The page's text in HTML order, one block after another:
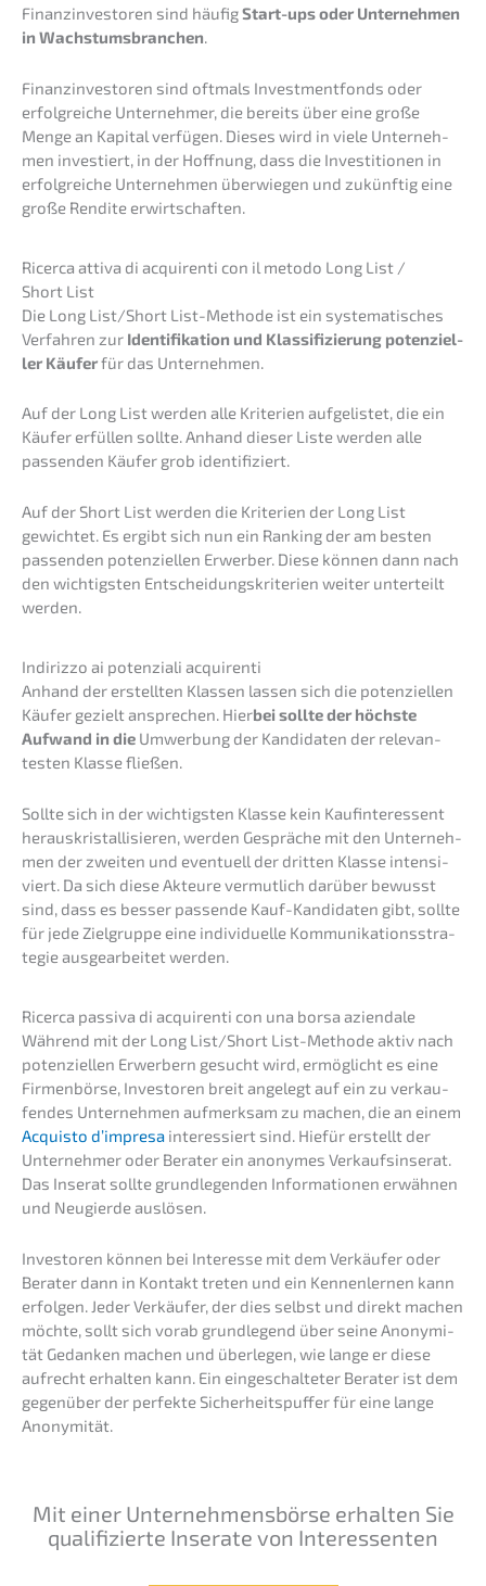
Finanz­in­ves­to­ren sind häufigStart-ups oder Unter­neh­men
in Wachs­tums­bran­chen.
Finanz­in­ves­to­ren sind oftmals Invest­ment­fonds oder
erfolg­rei­che Unter­neh­mer, die bereits über eine große
Menge an Kapital verfü­gen. Dieses wird in viele Unter­neh­
men inves­tiert, in der Hoffnung, dass die Inves­ti­tio­nen in
erfolg­rei­che Unter­neh­men überwie­gen und zukünf­tig eine
große Rendi­te erwirtschaften.
Ricer­ca attiva di acqui­ren­ti con il metodo Long List /
Short List
Die Long List/Short List-Metho­de ist ein syste­ma­ti­sches
Verfah­ren zur Identi­fi­ka­ti­on und Klassi­fi­zie­rung poten­zi­el­
ler Käuferfür das Unternehmen.
Auf der Long List werden alle Krite­ri­en aufge­lis­tet, die ein
Käufer erfül­len sollte. Anhand dieser Liste werden alle
passen­den Käufer grob identifiziert.
Auf der Short List werden die Krite­ri­en der Long List
gewich­tet. Es ergibt sich nun ein Ranking der am besten
passen­den poten­zi­el­len Erwer­ber. Diese können dann nach
den wichtigs­ten Entschei­dungs­kri­te­ri­en weiter unter­teilt
werden.
Indiriz­zo ai poten­zia­li acquirenti
Anhand der erstell­ten Klassen lassen sich die poten­zi­el­len
Käufer gezielt anspre­chen. Hierbei sollte der höchs­te
Aufwand in die Umwer­bung der Kandi­da­ten der relevan­
tes­ten Klasse fließen.
Sollte sich in der wichtigs­ten Klasse kein Kaufin­ter­es­sent
heraus­kris­tal­li­sie­ren, werden Gesprä­che mit den Unter­neh­
men der zweiten und eventu­ell der dritten Klasse inten­si­
viert. Da sich diese Akteu­re vermut­lich darüber bewusst
sind, dass es besser passen­de Kauf-Kandi­da­ten gibt, sollte
für jede Zielgrup­pe eine indivi­du­el­le Kommu­ni­ka­ti­ons­stra­
te­gie ausge­ar­bei­tet werden.
Ricer­ca passi­va di acqui­ren­ti con una borsa aziendale
Während mit der Long List/Short List-Metho­de aktiv nach
poten­zi­el­len Erwer­bern gesucht wird, ermög­licht es eine
Firmen­bör­se, Inves­to­ren breit angelegt auf ein zu verkau­
fen­des Unter­neh­men aufmerk­sam zu machen, die an einem
Acquis­to d’impre­sa inter­es­siert sind. Hiefür erstellt der
Unter­neh­mer oder Berater ein anony­mes Verkaufs­in­se­rat.
Das Inserat sollte grund­le­gen­den Infor­ma­tio­nen erwäh­nen
und Neugier­de auslösen.
Inves­to­ren können bei Inter­es­se mit dem Verkäu­fer oder
Berater dann in Kontakt treten und ein Kennen­ler­nen kann
erfol­gen. Jeder Verkäu­fer, der dies selbst und direkt machen
möchte, sollt sich vorab grund­le­gend über seine Anony­mi­
tät Gedan­ken machen und überle­gen, wie lange er diese
aufrecht erhal­ten kann. Ein einge­schal­te­ter Berater ist dem
gegen­über der perfek­te Sicher­heits­puf­fer für eine lange
Anonymität.
Mit einer Unter­neh­mens­bör­se erhal­ten Sie
quali­fi­zier­te Insera­te von Interessenten